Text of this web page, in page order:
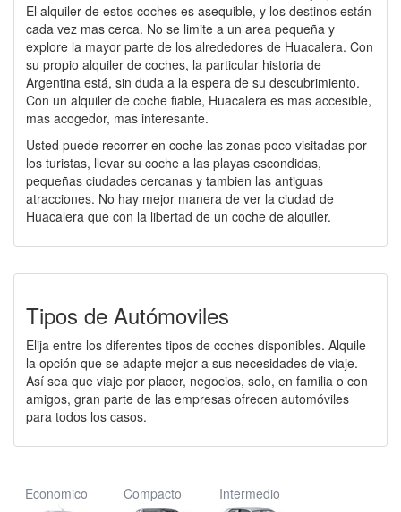
El alquiler de estos coches es asequible, y los destinos están
cada vez mas cerca. No se limite a un area pequeña y
explore la mayor parte de los alrededores de Huacalera. Con
su propio alquiler de coches, la particular historia de
Argentina está, sin duda a la espera de su descubrimiento.
Con un alquiler de coche fiable, Huacalera es mas accesible,
mas acogedor, mas interesante.
Usted puede recorrer en coche las zonas poco visitadas por
los turistas, llevar su coche a las playas escondidas,
pequeñas ciudades cercanas y tambien las antiguas
atracciones. No hay mejor manera de ver la ciudad de
Huacalera que con la libertad de un coche de alquiler.
Tipos de Autómoviles
Elija entre los diferentes tipos de coches disponibles. Alquile
la opción que se adapte mejor a sus necesidades de viaje.
Así sea que viaje por placer, negocios, solo, en familia o con
amigos, gran parte de las empresas ofrecen automóviles
para todos los casos.
Economico Compacto Intermedio